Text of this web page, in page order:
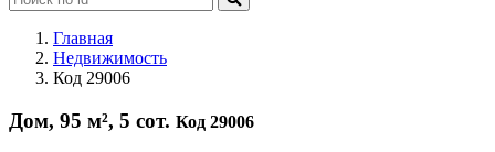
Главная
Недвижимость
Код 29006
Дом, 95 м², 5 сот. Код 29006